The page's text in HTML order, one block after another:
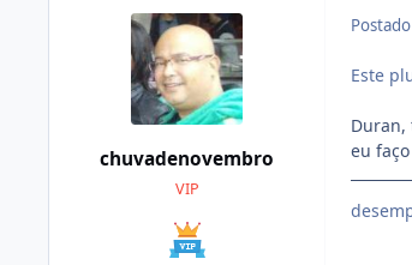
chuvadenovembro
VIP
Postado
Este
Duran,
eu